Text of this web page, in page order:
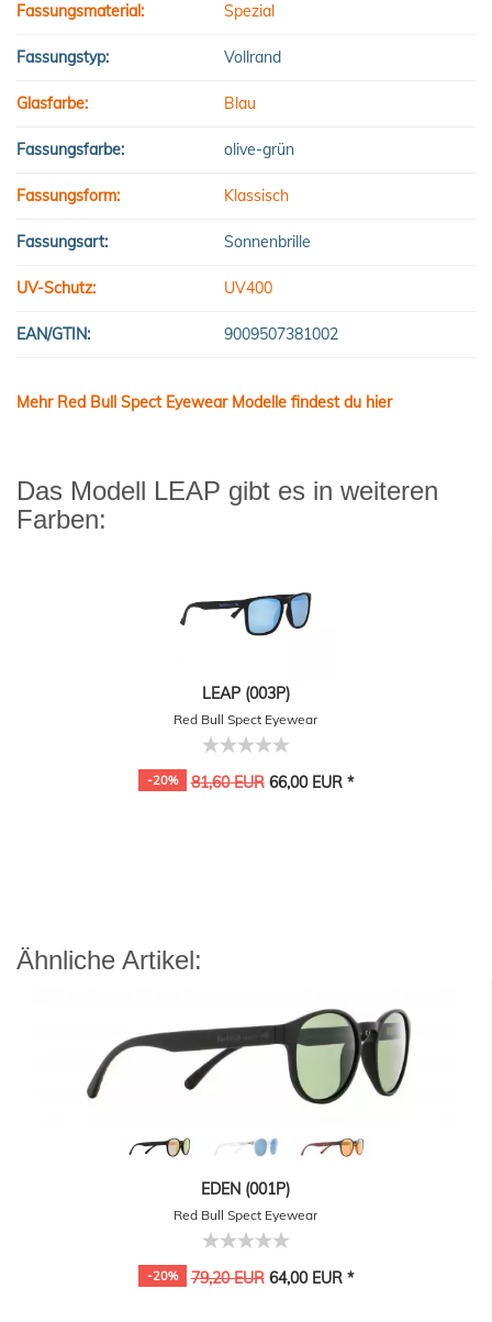
Fassungsmaterial: Spezial
Fassungstyp: Vollrand
Glasfarbe: Blau
Fassungsfarbe: olive-grün
Fassungsform: Klassisch
Fassungsart: Sonnenbrille
UV-Schutz: UV400
EAN/GTIN: 9009507381002
Mehr Red Bull Spect Eyewear Modelle findest du hier
Das Modell LEAP gibt es in weiteren
Farben:
LEAP (003P)
Red Bull Spect Eyewear
-20% 81,60 EUR66,00 EUR *
Ähnliche Artikel:
EDEN (001P)
Red Bull Spect Eyewear
-20% 79,20 EUR64,00 EUR *